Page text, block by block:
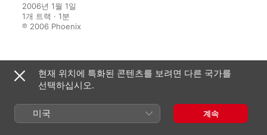
2006년 1월 1일
1개 트랙 · 1분
℗ 2006 Phoenix
수록 앨범
Mozart: Musica per la ritualità
Massonica
현재 위치에 특화된 콘텐츠를 보려면 다른 국가를
선택하십시오.
미국 계속